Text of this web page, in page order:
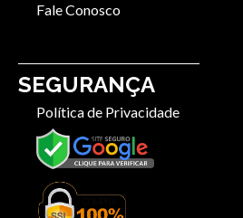
Fale Conosco
SEGURANÇA
Política de Privacidade